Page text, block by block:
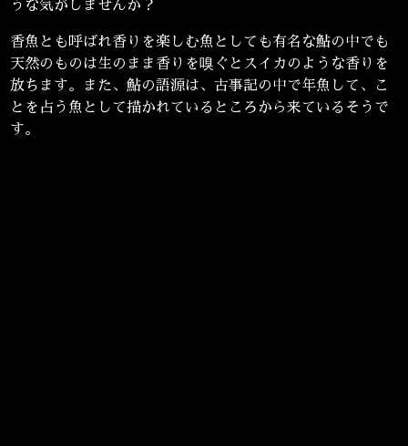
うな気がしませんか？
香魚とも呼ばれ香りを楽しむ魚としても有名な鮎の中でも
天然のものは生のまま香りを嗅ぐとスイカのような香りを
放ちます。また、鮎の語源は、古事記の中で年魚して、こ
とを占う魚として描かれているところから来ているそうで
す。